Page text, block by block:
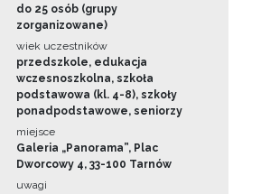
do 25 osób (grupy
zorganizowane)
wiek uczestników
przedszkole, edukacja
wczesnoszkolna, szkoła
podstawowa (kl. 4-8), szkoły
ponadpodstawowe, seniorzy
miejsce
Galeria „Panorama”, Plac
Dworcowy 4, 33-100 Tarnów
uwagi